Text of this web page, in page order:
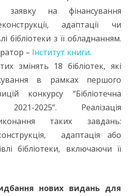
на фінансування
адаптації чи
бібліотеки з її обладнанням.
– Інститут книги.
змінять 18 бібліотек, які
в рамках першого
конкурсу “Бібліотечна
2021-2025”. Реалізація
таких завдань:
адаптація або
бібліотеки, включаючи її
нових видань для